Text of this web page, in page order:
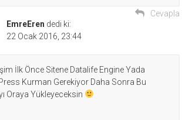
Cevapla
EmreEren dedi ki:
22 Ocak 2016, 23:44
İlk Önce Sitene Datalife Engine Yada
Kurman Gerekiyor Daha Sonra Bu
Oraya Yükleyeceksin